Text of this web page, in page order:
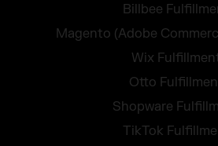
Billbee
Magento (Adobe
Wix
Otto
Shopware
TikTok